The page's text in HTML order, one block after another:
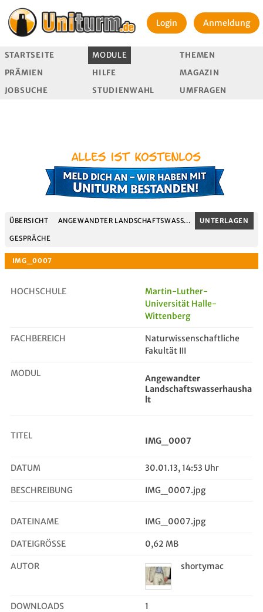
Login Anmeldung
STARTSEITE MODULE
THEMEN
PRÄMIEN
HILFE
MAGAZIN
JOBSUCHE
STUDIENWAHL UMFRAGEN
ÜBERSICHT ANGEWANDTER LANDSCHAFTSWASS... UNTERLAGEN
GESPRÄCHE
HOCHSCHULE
Martin-Luther-
Universität Halle-
Wittenberg
FACHBEREICH
Naturwissenschaftliche
Fakultät III
MODUL
Angewandter
Landschaftswasserhausha
lt
TITEL IMG_0007
DATUM 30.01.13, 14:53 Uhr
BESCHREIBUNG IMG_0007.jpg
DATEINAME IMG_0007.jpg
DATEIGRÖSSE 0,62 MB
AUTOR shortymac
DOWNLOADS 1